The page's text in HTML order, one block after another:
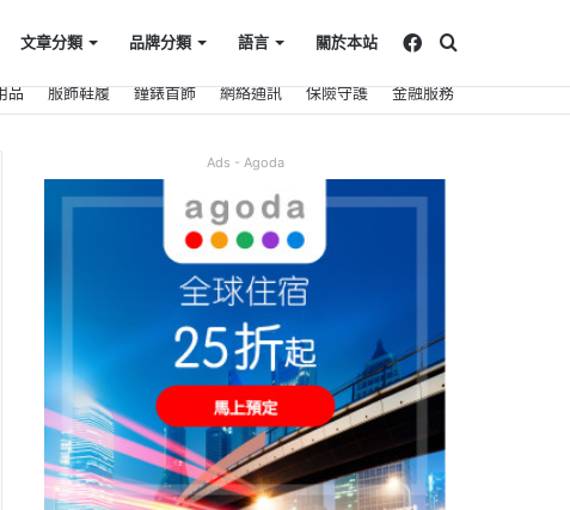
文章分類 品牌分類 語言 關於本站 搜
Facebook
品 服飾鞋履 鐘錶首飾 網絡通訊 保險守護 金融服務
Ads - Agoda